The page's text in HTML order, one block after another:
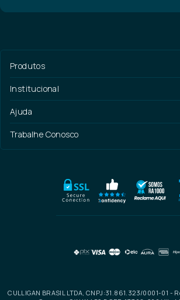
Produtos
Institucional
Ajuda
Trabalhe Conosco
CULLIGAN BRASIL LTDA, CNPJ:31.861.323/0001-01 -